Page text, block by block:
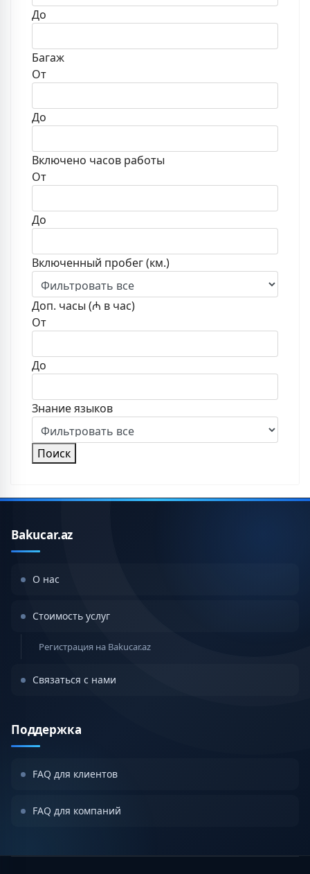
До
Багаж
От
До
Включено часов работы
От
До
Включенный пробег (км.)
Доп. часы (₼ в час)
От
До
Знание языков
Поиск
Bakucar.az
О нас
Стоимость услуг
Регистрация на Bakucar.az
Связаться с нами
Поддержка
FAQ для клиентов
FAQ для компаний